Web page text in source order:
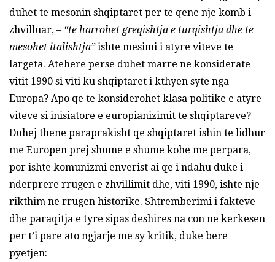
duhet te mesonin shqiptaret per te qene nje komb i
zhvilluar, – “te harrohet greqishtja e turqishtja dhe te
mesohet italishtja”ishte mesimi i atyre viteve te
largeta. Atehere perse duhet marre ne konsiderate
vitit 1990 si viti ku shqiptaret i kthyen syte nga
Europa? Apo qe te konsiderohet klasa politike e atyre
viteve si inisiatore e europianizimit te shqiptareve?
Duhej thene paraprakisht qe shqiptaret ishin te lidhur
me Europen prej shume e shume kohe me perpara,
por ishte komunizmi enverist ai qe i ndahu duke i
nderprere rrugen e zhvillimit dhe, viti 1990, ishte nje
rikthim ne rrugen historike. Shtremberimi i fakteve
dhe paraqitja e tyre sipas deshires na con ne kerkesen
per t’i pare ato ngjarje me sy kritik, duke bere
pyetjen: